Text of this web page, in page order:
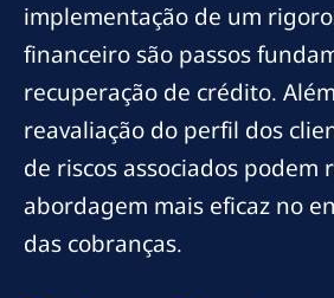
implementação de um
financeiro são passos
recuperação de crédito.
reavaliação do perfil dos
de riscos associados podem
abordagem mais eficaz no
das cobranças.